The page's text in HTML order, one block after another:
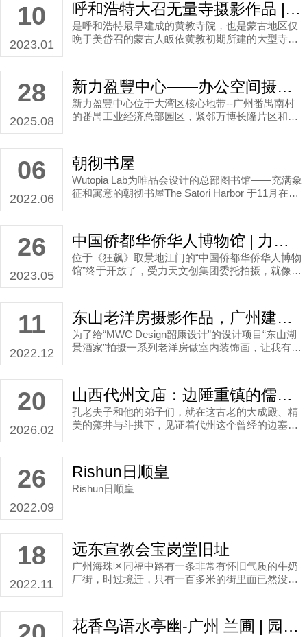
10
2023.01
呼和浩特大召无量寺摄影作品 | 宗教建筑摄影
是呼和浩特最早建成的黄教寺院，也是蒙古地区仅
晚于美岱召的蒙古人皈依黄教初期所建的大型寺院
28
2025.08
新力盈豐中心——办公空间摄影 作品分享
新力盈豐中心位于大湾区核心地带--广州番禺南村
的番禺工业经济总部园区，紧邻万博长隆片区和番
06
2022.06
朝彻书屋
Wutopia Lab为唯品会设计的总部图书馆——充满象
征和寓意的朝彻书屋The Satori Harbor 于11月在广
先创造一个好物，把图书馆变成精巧复杂的人间世
的一个抽象的港口城市；并进一步引导寄居其间的
读者通过阅读以及体验能悟达妙道外物，最后能作
逍遥游。朝彻书屋其实就是个寓意人生修行的象征
26
2023.05
中国侨都华侨华人博物馆 | 力天文创集团 空间摄影作品
位于《狂飙》取景地江门的“中国侨都华侨华人博物
馆”终于开放了，受力天文创集团委托拍摄，就像走
11
2022.12
东山老洋房摄影作品，广州建筑摄影师倾心分享
为了给“MWC Design韶康设计”的设计项目“东山湖
景酒家”拍摄一系列老洋房做室内装饰画，让我有机
20
2026.02
山西代州文庙：边陲重镇的儒学传承——文庙摄影 作品分享
孔老夫子和他的弟子们，就在这古老的大成殿、精
美的藻井与斗拱下，见证着代州这个曾经的边塞重
26
2022.09
Rishun日顺皇
Rishun日顺皇
18
2022.11
远东宣教会宝岗堂旧址
广州海珠区同福中路有一条非常有怀旧气质的牛奶
厂街，时过境迁，只有一百多米的街里面已然没有
花香鸟语水亭幽-广州 兰圃 | 园林景观摄影 建筑摄影作品